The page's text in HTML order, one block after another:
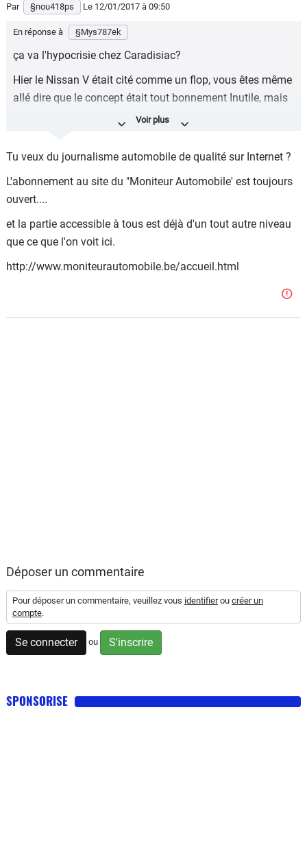
Par §nou418ps Le 12/01/2017 à 09:50
En réponse à §Mys787ek
ça va l'hypocrisie chez Caradisiac?
Hier le Nissan V était cité comme un flop, vous êtes même
allé dire que le concept était tout bonnement Inutile, mais
aujourd'hui vous faites un article dessus.
Tu veux du journalisme automobile de qualité sur Internet ?
L'abonnement au site du "Moniteur Automobile' est toujours
ouvert....
et la partie accessible à tous est déjà d'un tout autre niveau
que ce que l'on voit ici.
http://www.moniteurautomobile.be/accueil.html
Déposer un commentaire
Pour déposer un commentaire, veuillez vous identifierou créer un
compte.
Se connecter ou S'inscrire
SPONSORISE